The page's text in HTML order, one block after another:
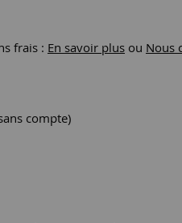
frais : En savoir plus ou Nous
compte)